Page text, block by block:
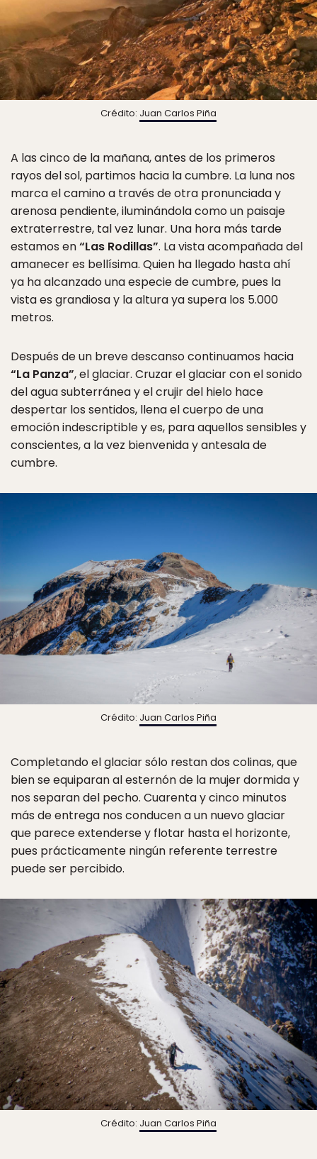
Crédito: Juan Carlos Piña
A las cinco de la mañana, antes de los primeros
rayos del sol, partimos hacia la cumbre. La luna nos
marca el camino a través de otra pronunciada y
arenosa pendiente, iluminándola como un paisaje
extraterrestre, tal vez lunar. Una hora más tarde
estamos en“Las Rodillas”. La vista acompañada del
amanecer es bellísima. Quien ha llegado hasta ahí
ya ha alcanzado una especie de cumbre, pues la
vista es grandiosa y la altura ya supera los 5.000
metros.
Después de un breve descanso continuamos hacia
“La Panza”, el glaciar. Cruzar el glaciar con el sonido
del agua subterránea y el crujir del hielo hace
despertar los sentidos, llena el cuerpo de una
emoción indescriptible y es, para aquellos sensibles y
conscientes, a la vez bienvenida y antesala de
cumbre.
Crédito: Juan Carlos Piña
Completando el glaciar sólo restan dos colinas, que
bien se equiparan al esternón de la mujer dormida y
nos separan del pecho. Cuarenta y cinco minutos
más de entrega nos conducen a un nuevo glaciar
que parece extenderse y flotar hasta el horizonte,
pues prácticamente ningún referente terrestre
puede ser percibido.
Crédito: Juan Carlos Piña